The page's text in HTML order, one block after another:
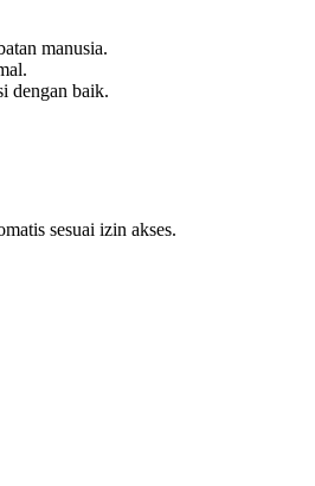
manusia.
dengan baik.
sesuai izin akses.